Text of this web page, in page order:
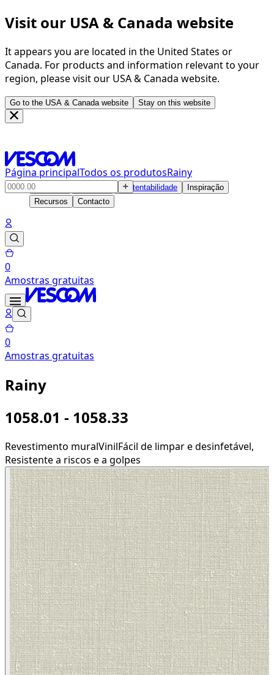
Visit our USA & Canada website
It appears you are located in the United States or
Canada. For products and information relevant to your
region, please visit our USA & Canada website.
Go to the USA & Canada website Stay on this website
Página principalTodos os produtosRainy
Produtos Sustentabilidade
Inspiração
Recursos
Contacto
0
Amostras gratuitas
0
Amostras gratuitas
Rainy
1058.01 - 1058.33
Revestimento muralVinilFácil de limpar e desinfetável,
Resistente a riscos e a golpes